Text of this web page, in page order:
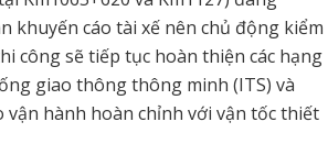
khuyến cáo tài xế nên chủ động kiểm
công sẽ tiếp tục hoàn thiện các hạng
giao thông thông minh (ITS) và
hành hoàn chỉnh với vận tốc thiết